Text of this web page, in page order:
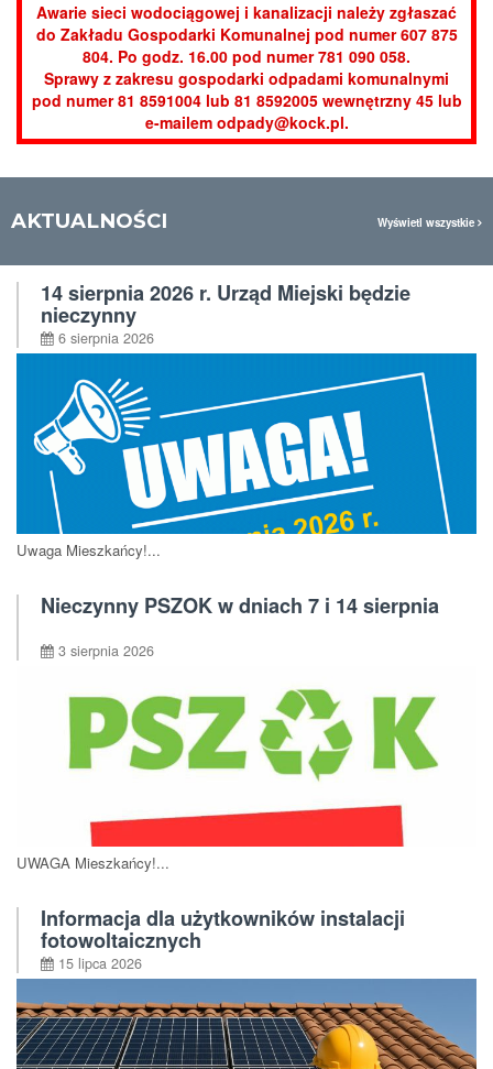
Awarie sieci wodociągowej i kanalizacji należy zgłaszać
do Zakładu Gospodarki Komunalnej pod numer 607 875
804. Po godz. 16.00 pod numer 781 090 058.
Sprawy z zakresu gospodarki odpadami komunalnymi
pod numer 81 8591004 lub 81 8592005 wewnętrzny 45 lub
e-mailem odpady@kock.pl.
AKTUALNOŚCI Wyświetl wszystkie
14 sierpnia 2026 r. Urząd Miejski będzie
nieczynny
6 sierpnia 2026
Uwaga Mieszkańcy!...
Nieczynny PSZOK w dniach 7 i 14 sierpnia
3 sierpnia 2026
UWAGA Mieszkańcy!...
Informacja dla użytkowników instalacji
fotowoltaicznych
15 lipca 2026